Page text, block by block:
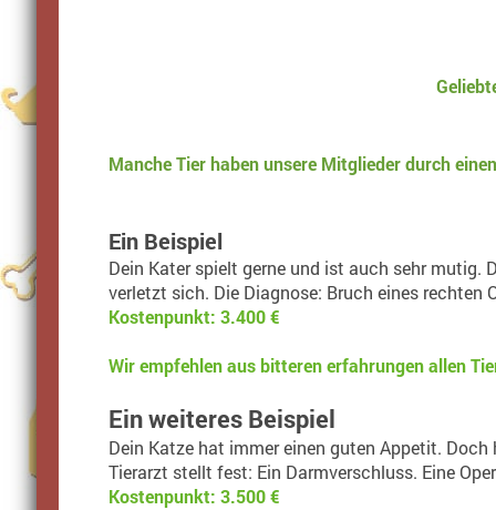
Manche Tier haben unsere Mitglieder durch
Ein Beispiel
Dein Kater spielt gerne und ist auch sehr mutig.
verletzt sich. Die Diagnose: Bruch eines rechten
Kostenpunkt: 3.400 €
Wir empfehlen aus bitteren erfahrungen allen
Ein weiteres Beispiel
Dein Katze hat immer einen guten Appetit.
Tierarzt stellt fest: Ein Darmverschluss. Eine
Kostenpunkt: 3.500 €